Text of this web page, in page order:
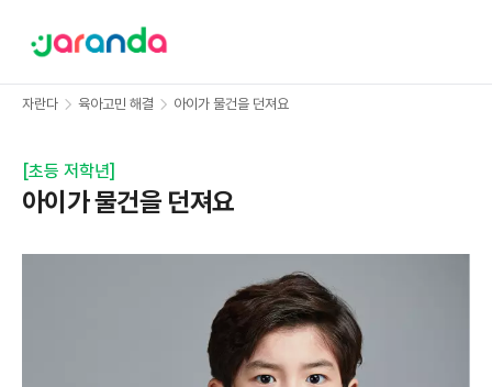
자란다 육아고민 해결 아이가 물건을 던져요
[초등 저학년]
아이가 물건을 던져요